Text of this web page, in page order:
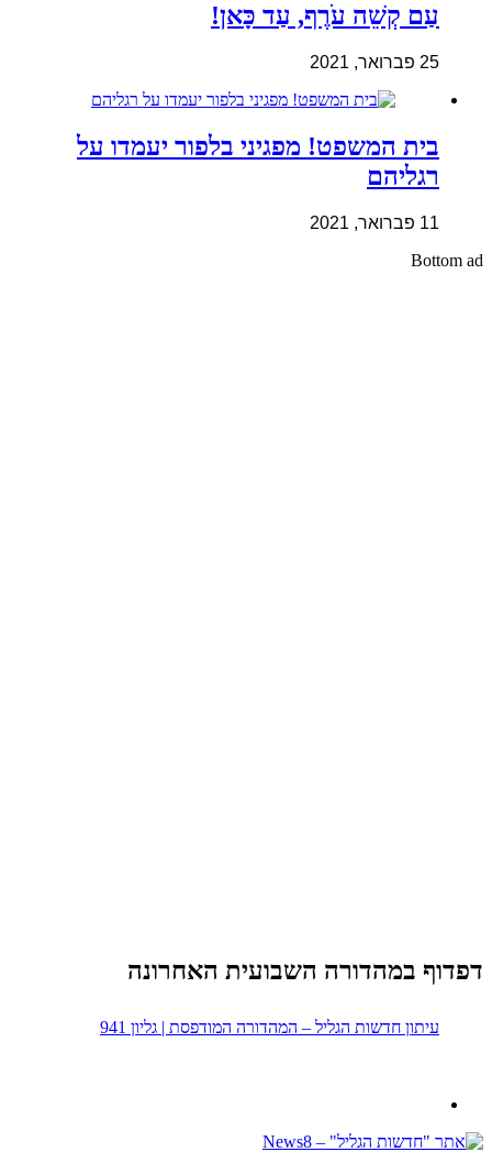
עַם קְשֵׁה עֹרֶף, עַד כָּאן!
25 פברואר, 2021
בית המשפט! מפגיני בלפור יעמדו על
רגליהם
11 פברואר, 2021
Bottom ad
דפדוף במהדורה השבועית האחרונה
עיתון חדשות הגליל – המהדורה המודפסת | גליון 941